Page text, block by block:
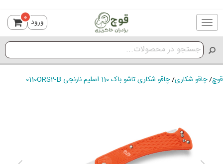
Toggle
navigation
ورود 0
قوچ/چاقو شکاری/چاقو شکاری تاشو باک 110 اسلیم نارنجی 0110ORS2-B